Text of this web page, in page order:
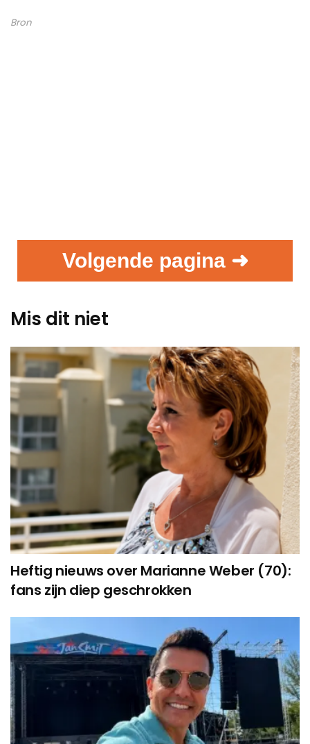
Bron
Volgende pagina ➜
Mis dit niet
Heftig nieuws over Marianne Weber (70):
fans zijn diep geschrokken